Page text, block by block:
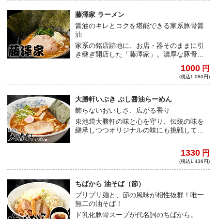
藤澤家 ラーメン
醤油のキレとコクを堪能できる家系豚骨醤
油
家系の銘店跡地に、お店・器そのままに引
き継ぎ開店した「藤澤家」。濃厚な豚骨ベ
とコクのある旨みを堪能できるラーメン
は、まさに家系の醍醐味を堪能できる。醤
1000 円
(税込1,080円)
大勝軒いぶき ぶし醤油らーめん
飾らないおいしさ、広がる香り
東池袋大勝軒の味と心を守り、伝統の味を
継承しつつオリジナルの味にも挑戦してい
煮干しの魚介の旨味が活きた、素材の旨味
1330 円
(税込1,436円)
ちばから 油そば（節）
プリプリ麺と、節の風味が相性抜群！唯一
無二の油そば！
ド乳化豚骨スープが代名詞のちばから。